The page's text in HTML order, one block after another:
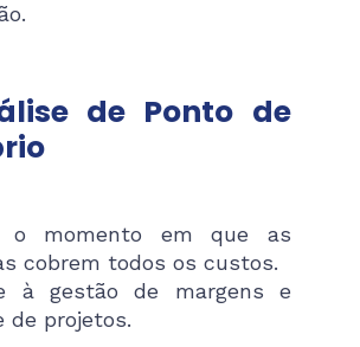
de Ponto de
o momento em que as
cobrem todos os custos.
à gestão de margens e
de projetos.